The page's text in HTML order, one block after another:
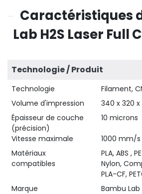
Caractéristiques
Lab H2S Laser Full
Technologie / Produit
Technologie
Filament,
Volume d'impression
340 x 320
Épaisseur de couche
(précision)
10 microns
Vitesse maximale
1000 mm/s
Matériaux
compatibles
PLA, ABS ,
Nylon,
PLA-CF,
Marque
Bambu Lab